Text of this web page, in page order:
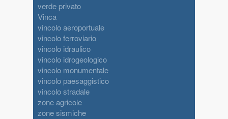
verde privato
Vinca
vincolo aeroportuale
vincolo ferroviario
vincolo idraulico
vincolo idrogeologico
vincolo monumentale
vincolo paesaggistico
vincolo stradale
zone agricole
zone sismiche